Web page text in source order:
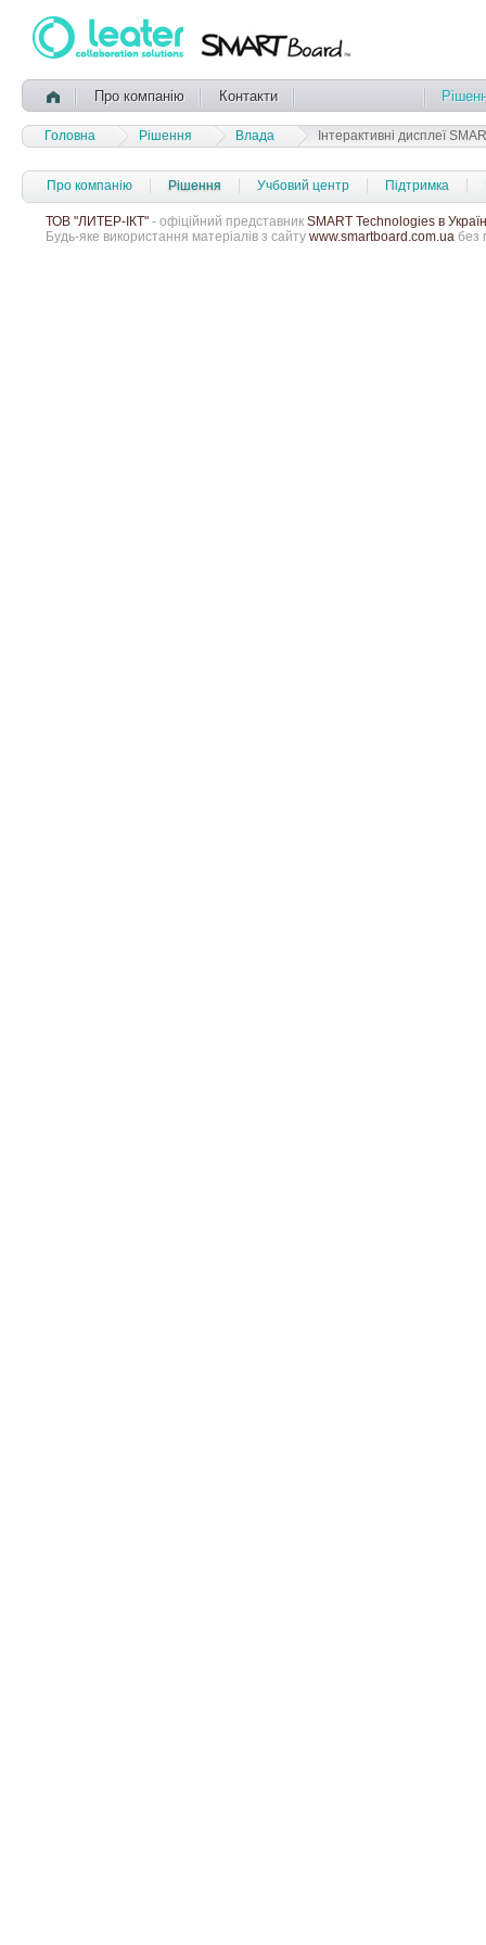
Про компанію Контакти
Головна Рішення Влада Інтерактивні дисплеї
Про компанію Рішення Учбовий центр Підтримка
ТОВ "ЛИТЕР-ІКТ" - офіційний представник SMART Technologies в
Будь-яке використання матеріалів з сайту www.smartboard.com.ua без